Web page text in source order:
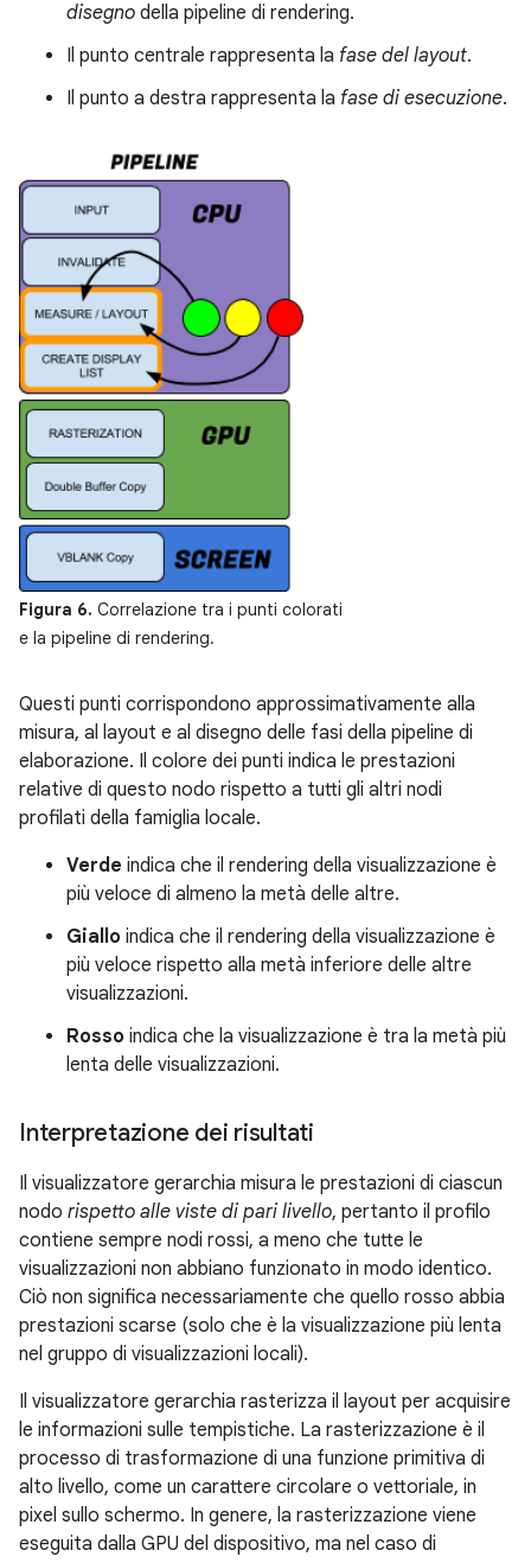
disegno della pipeline di rendering.
Il punto centrale rappresenta la fase del layout.
Il punto a destra rappresenta la fase di esecuzione.
Figura 6. Correlazione tra i punti colorati
e la pipeline di rendering.
Questi punti corrispondono approssimativamente alla
misura, al layout e al disegno delle fasi della pipeline di
elaborazione. Il colore dei punti indica le prestazioni
relative di questo nodo rispetto a tutti gli altri nodi
profilati della famiglia locale.
Verde indica che il rendering della visualizzazione è
più veloce di almeno la metà delle altre.
Giallo indica che il rendering della visualizzazione è
più veloce rispetto alla metà inferiore delle altre
visualizzazioni.
Rosso indica che la visualizzazione è tra la metà più
lenta delle visualizzazioni.
Interpretazione dei risultati
Il visualizzatore gerarchia misura le prestazioni di ciascun
nodo rispetto alle viste di pari livello, pertanto il profilo
contiene sempre nodi rossi, a meno che tutte le
visualizzazioni non abbiano funzionato in modo identico.
Ciò non significa necessariamente che quello rosso abbia
prestazioni scarse (solo che è la visualizzazione più lenta
nel gruppo di visualizzazioni locali).
Il visualizzatore gerarchia rasterizza il layout per acquisire
le informazioni sulle tempistiche. La rasterizzazione è il
processo di trasformazione di una funzione primitiva di
alto livello, come un carattere circolare o vettoriale, in
pixel sullo schermo. In genere, la rasterizzazione viene
eseguita dalla GPU del dispositivo, ma nel caso di